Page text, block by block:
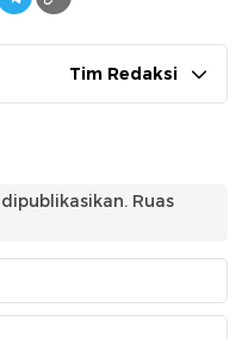
Tim Redaksi
Ruas